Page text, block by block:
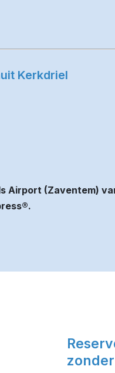
Kerkdriel
Airport (Zaventem)